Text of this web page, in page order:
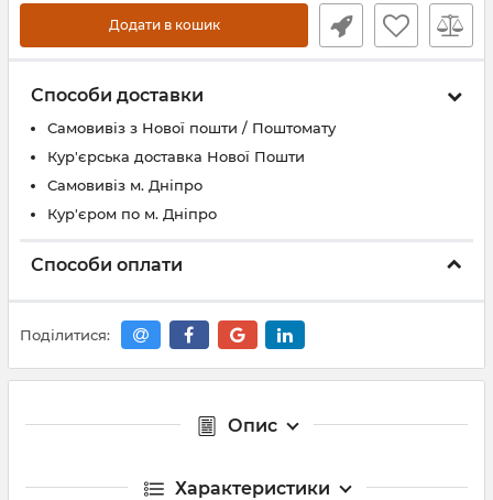
Додати в кошик
Способи доставки
Самовивіз з Нової пошти / Поштомату
Кур'єрська доставка Нової Пошти
Самовивіз м. Дніпро
Кур'єром по м. Дніпро
Способи оплати
Поділитися:
Опис
Характеристики